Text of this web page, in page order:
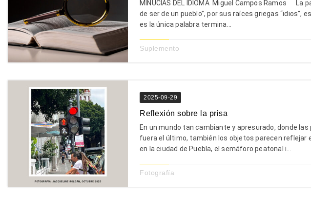
MINUCIAS DEL IDIOMA Miguel Campos Ramos La
de ser de un pueblo”, por sus raíces griegas “idios”,
es la única palabra termina...
Suplemento
2025-09-29
Reflexión sobre la prisa
En un mundo tan cambiante y apresurado, donde
fuera el último, también los objetos parecen reflejar
en la ciudad de Puebla, el semáforo peatonal i...
Fotografía